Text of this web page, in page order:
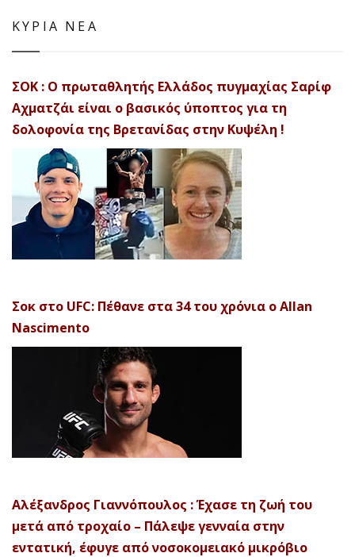
ΚΥΡΙΑ ΝΕΑ
ΣΟΚ : Ο πρωταθλητής Ελλάδος πυγμαχίας Σαρίφ
Αχματζάι είναι ο βασικός ύποπτος για τη
δολοφονία της Βρετανίδας στην Κυψέλη !
Σοκ στο UFC: Πέθανε στα 34 του χρόνια ο Allan
Nascimento
Αλέξανδρος Γιαννόπουλος : Έχασε τη ζωή του
μετά από τροχαίο – Πάλεψε γενναία στην
εντατική, έφυγε από νοσοκομειακό μικρόβιο